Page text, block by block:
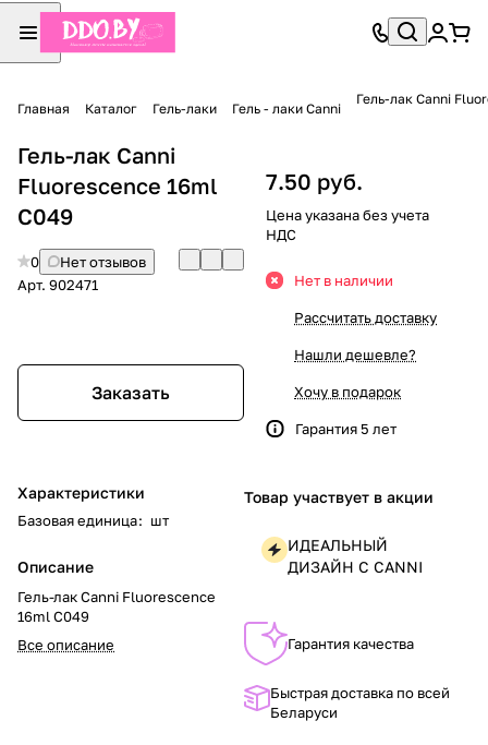
Главная Каталог Гель-лаки Гель - лаки Canni
Гель-лак Canni
Гель-лак Canni
Fluorescence 16ml
C049
0
Нет отзывов
Арт. 902471
Заказать
Характеристики
Базовая единица: шт
Описание
Гель-лак Canni Fluorescence
16ml C049
Все описание
7.50 руб.
Цена указана без учета
НДС
Нет в наличии
Рассчитать доставку
Нашли дешевле?
Хочу в подарок
Гарантия 5 лет
Товар участвует в акции
ИДЕАЛЬНЫЙ
ДИЗАЙН С CANNI
Гарантия качества
Быстрая доставка по всей
Беларуси